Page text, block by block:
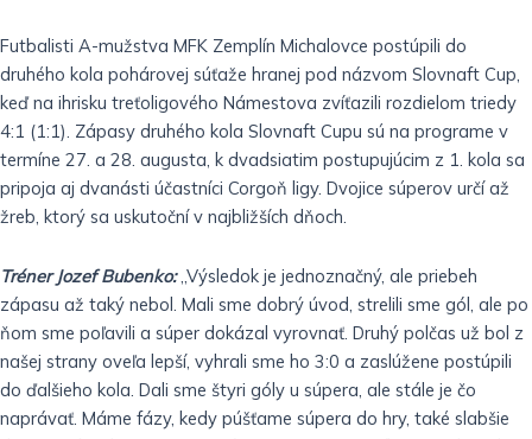
Futbalisti A-mužstva MFK Zemplín Michalovce postúpili do
druhého kola pohárovej súťaže hranej pod názvom Slovnaft Cup,
keď na ihrisku treťoligového Námestova zvíťazili rozdielom triedy
4:1 (1:1). Zápasy druhého kola Slovnaft Cupu sú na programe v
termíne 27. a 28. augusta, k dvadsiatim postupujúcim z 1. kola sa
pripoja aj dvanásti účastníci Corgoň ligy. Dvojice súperov určí až
žreb, ktorý sa uskutoční v najbližších dňoch.
Tréner Jozef Bubenko:„Výsledok je jednoznačný, ale priebeh
zápasu až taký nebol. Mali sme dobrý úvod, strelili sme gól, ale po
ňom sme poľavili a súper dokázal vyrovnať. Druhý polčas už bol z
našej strany oveľa lepší, vyhrali sme ho 3:0 a zaslúžene postúpili
do ďalšieho kola. Dali sme štyri góly u súpera, ale stále je čo
naprávať. Máme fázy, kedy púšťame súpera do hry, také slabšie